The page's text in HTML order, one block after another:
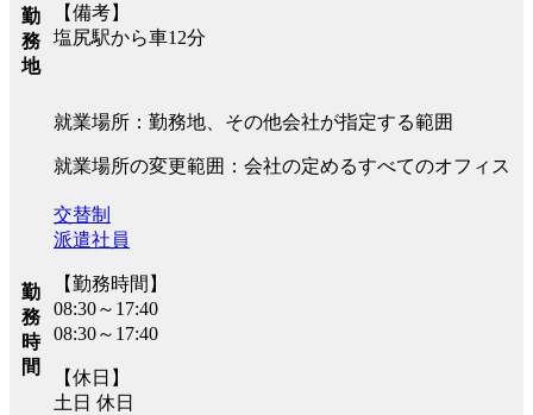
勤
務
地
【備考】
塩尻駅から車12分
就業場所：勤務地、その他会社が指定する範囲
就業場所の変更範囲：会社の定めるすべてのオフィス
勤
務
時
間
交替制
派遣社員
【勤務時間】
08:30～17:40
08:30～17:40
【休日】
土日 休日